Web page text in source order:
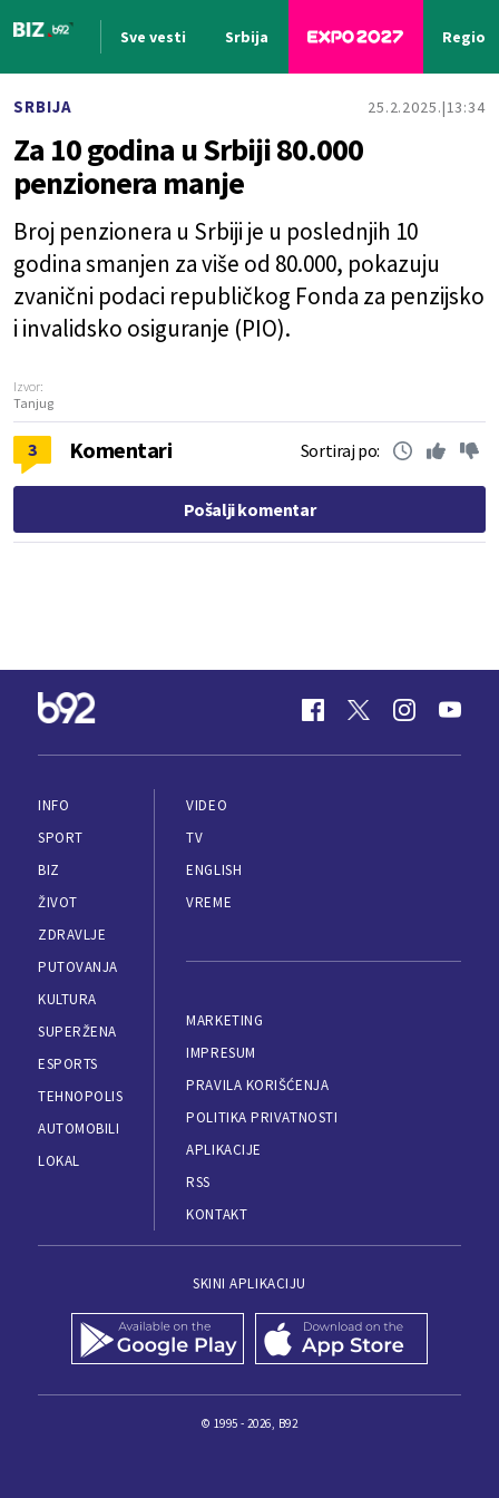
Sve vesti Srbija Region
SRBIJA 25.2.2025. 13:34
Za 10 godina u Srbiji 80.000
penzionera manje
Broj penzionera u Srbiji je u poslednjih 10
godina smanjen za više od 80.000, pokazuju
zvanični podaci republičkog Fonda za penzijsko
i invalidsko osiguranje (PIO).
Izvor:
Tanjug
3 Komentari Sortiraj po:
Pošalji komentar
INFO
SPORT
BIZ
ŽIVOT
ZDRAVLJE
PUTOVANJA
KULTURA
SUPERŽENA
ESPORTS
TEHNOPOLIS
AUTOMOBILI
LOKAL
VIDEO
TV
ENGLISH
VREME
MARKETING
IMPRESUM
PRAVILA KORIŠĆENJA
POLITIKA PRIVATNOSTI
APLIKACIJE
RSS
KONTAKT
SKINI APLIKACIJU
© 1995 - 2026, B92